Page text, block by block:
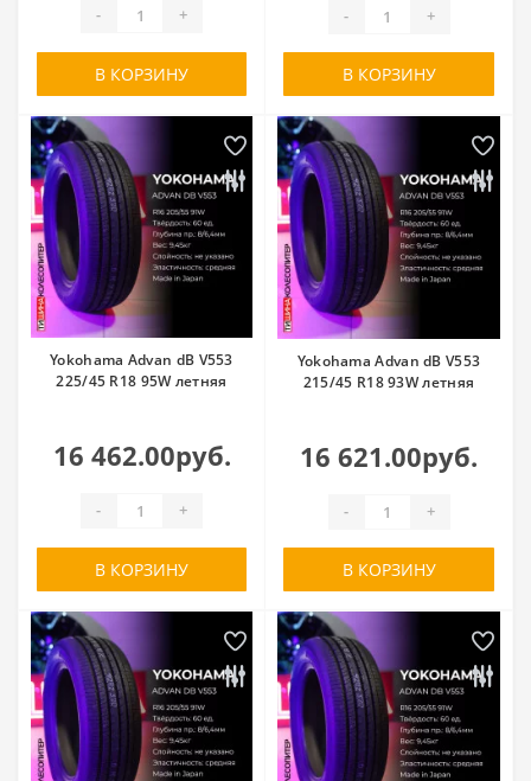
- +
В КОРЗИНУ
- +
В КОРЗИНУ
Yokohama Advan dB V553
225/45 R18 95W летняя
16 462.00руб.
- +
В КОРЗИНУ
Yokohama Advan dB V553
215/45 R18 93W летняя
16 621.00руб.
- +
В КОРЗИНУ